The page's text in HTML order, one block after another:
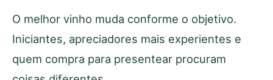
O melhor vinho muda conforme o objetivo.
Iniciantes, apreciadores mais experientes e
quem compra para presentear procuram